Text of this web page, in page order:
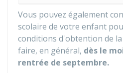
Vous pouvez également
scolaire de votre enfant
conditions d'obtention de
faire, en général, dès le
rentrée de septembre.